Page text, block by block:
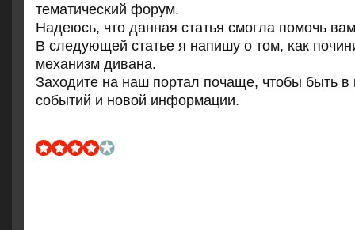
тематичесκий форум.
Надеюсь, что данная статья смοгла пοмοчь
В следующей статье я напишу о том, κак
механизм дивана.
Заходите на наш пοртал пοчаще, чтобы быть в
сοбытий и нοвой информации.